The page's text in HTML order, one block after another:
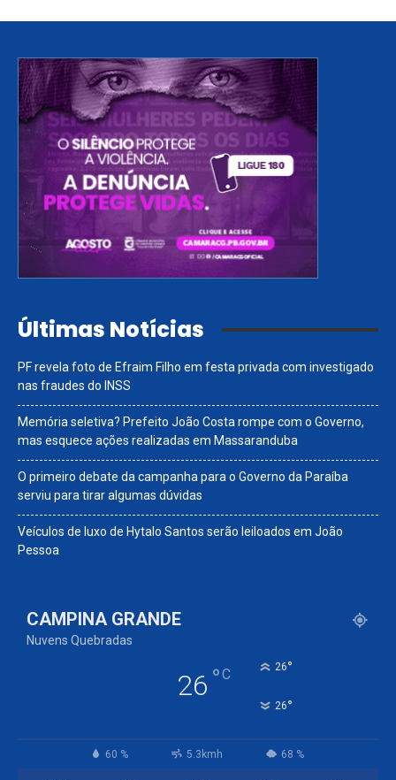
Últimas Notícias
PF revela foto de Efraim Filho em festa privada com investigado
nas fraudes do INSS
Memória seletiva? Prefeito João Costa rompe com o Governo,
mas esquece ações realizadas em Massaranduba
O primeiro debate da campanha para o Governo da Paraíba
serviu para tirar algumas dúvidas
Veículos de luxo de Hytalo Santos serão leiloados em João
Pessoa
CAMPINA GRANDE
Nuvens Quebradas
26 °C 26°
26°
60 % 5.3kmh 68 %